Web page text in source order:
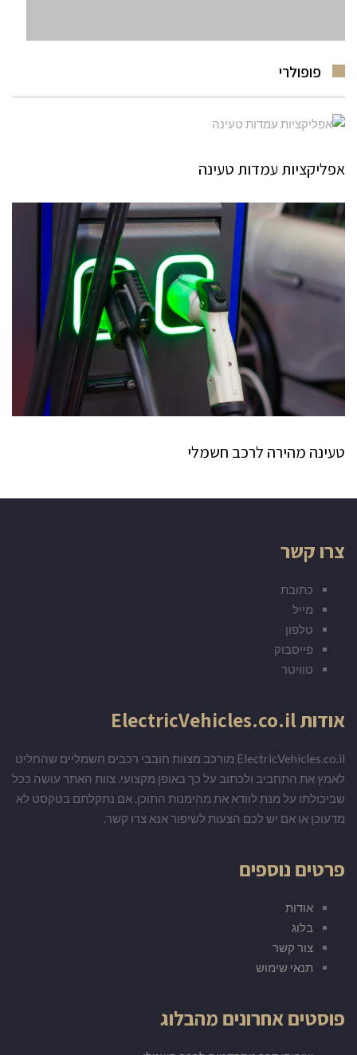
פופולרי
אפליקציות עמדות טעינה
טעינה מהירה לרכב חשמלי
צרו קשר
כתובת
מייל
טלפון
פייסבוק
טוויטר
אודות ElectricVehicles.co.il
ElectricVehicles.co.il מורכב מצוות חובבי רכבים חשמליים שהחליט
לאמץ את התחביב ולכתוב על כך באופן מקצועי. צוות האתר עושה ככל
שביכולתו על מנת לוודא את מהימנות התוכן. אם נתקלתם בטקסט לא
מדעוכן או אם יש לכם הצעות לשיפור אנא צרו קשר.
פרטים נוספים
אודות
בלוג
צור קשר
תנאי שימוש
פוסטים אחרונים מהבלוג